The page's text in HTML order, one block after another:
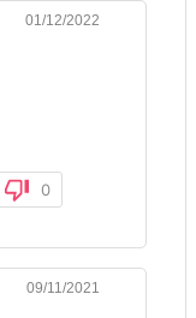
01/12/2022
0
09/11/2021